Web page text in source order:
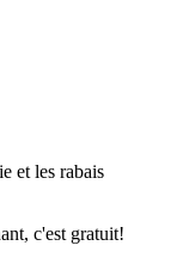
et les rabais
c'est gratuit!